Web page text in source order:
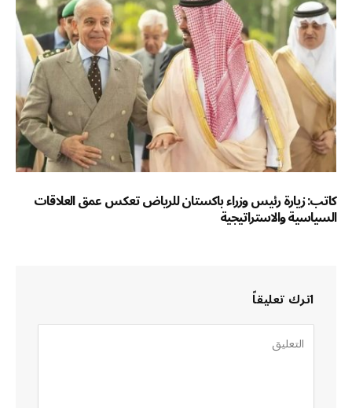
كاتب: زيارة رئيس وزراء باكستان للرياض تعكس عمق العلاقات
السياسية والاستراتيجية
اترك تعليقاً